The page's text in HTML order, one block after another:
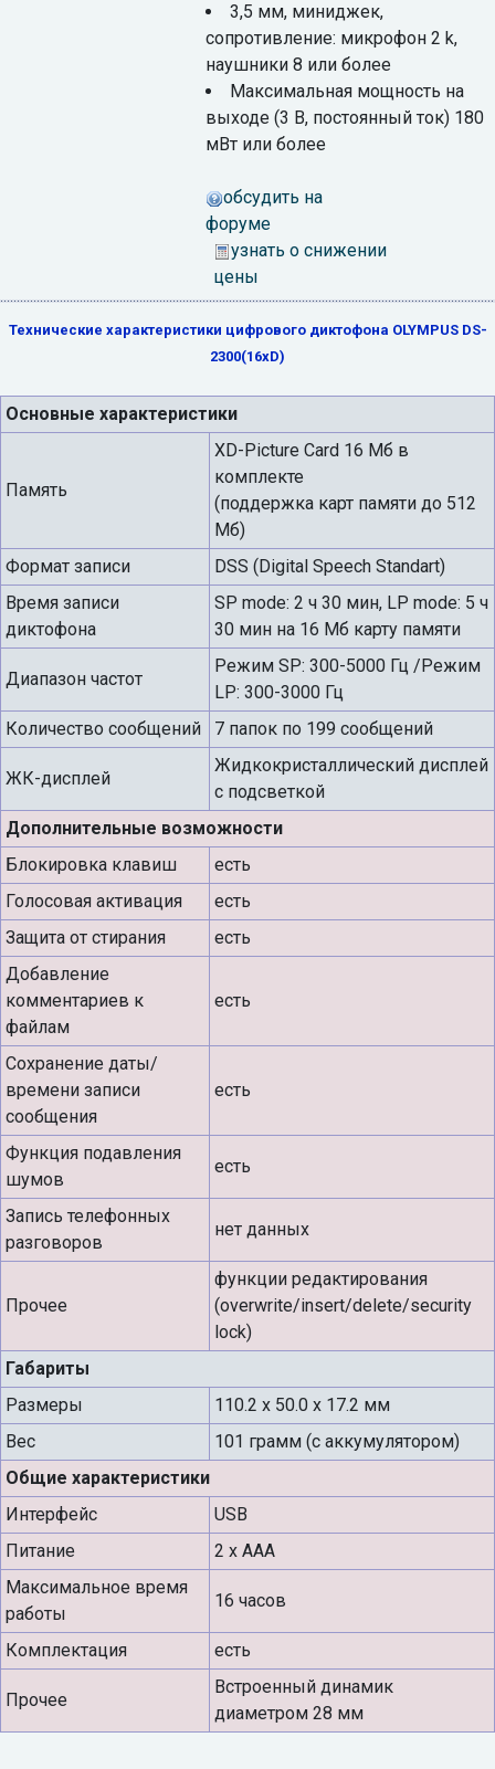
3,5 мм, миниджек,
сопротивление: микрофон 2 k,
наушники 8 или более
Максимальная мощность на
выходе (3 В, постоянный ток) 180
мВт или более
обсудить на
форуме
узнать о снижении
цены
Технические характеристики цифрового диктофона OLYMPUS DS-
2300(16xD)
Основные характеристики
Память
XD-Picture Card 16 Мб в
комплекте
(поддержка карт памяти до 512
Мб)
Формат записи
DSS (Digital Speech Standart)
Время записи
диктофона
SP mode: 2 ч 30 мин, LP mode: 5 ч
30 мин на 16 Мб карту памяти
Диапазон частот
Режим SP: 300-5000 Гц /Режим
LP: 300-3000 Гц
Количество сообщений
7 папок по 199 сообщений
ЖК-дисплей
Жидкокристаллический дисплей
с подсветкой
Дополнительные возможности
Блокировка клавиш
есть
Голосовая активация
есть
Защита от стирания
есть
Добавление
комментариев к
файлам
есть
Сохранение даты/
времени записи
сообщения
есть
Функция подавления
шумов
есть
Запись телефонных
разговоров
нет данных
Прочее
функции редактирования
(overwrite/insert/delete/security
lock)
Габариты
Размеры
110.2 x 50.0 x 17.2 мм
Вес
101 грамм (с аккумулятором)
Общие характеристики
Интерфейс
USB
Питание
2 х ААА
Максимальное время
работы
16 часов
Комплектация есть
Прочее
Встроенный динамик
диаметром 28 мм